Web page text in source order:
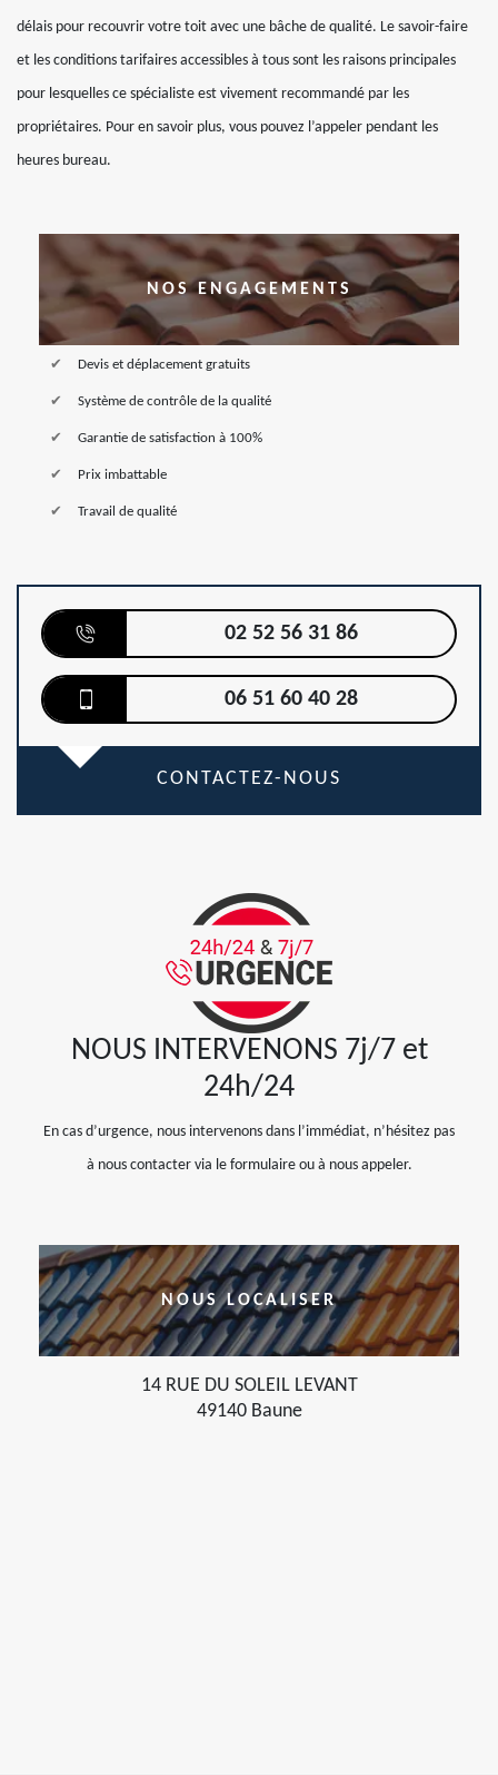
délais pour recouvrir votre toit avec une bâche de qualité. Le savoir-faire
et les conditions tarifaires accessibles à tous sont les raisons principales
pour lesquelles ce spécialiste est vivement recommandé par les
propriétaires. Pour en savoir plus, vous pouvez l’appeler pendant les
heures bureau.
NOS ENGAGEMENTS
Devis et déplacement gratuits
Système de contrôle de la qualité
Garantie de satisfaction à 100%
Prix imbattable
Travail de qualité
02 52 56 31 86
06 51 60 40 28
CONTACTEZ-NOUS
NOUS INTERVENONS 7j/7 et
24h/24
En cas d’urgence, nous intervenons dans l’immédiat, n’hésitez pas
à nous contacter via le formulaire ou à nous appeler.
NOUS LOCALISER
14 RUE DU SOLEIL LEVANT
49140 Baune